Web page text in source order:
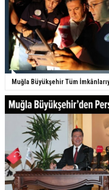
Muğla Büyükşehir Tüm